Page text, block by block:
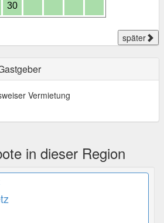
30
später
Vermietung
in dieser Region